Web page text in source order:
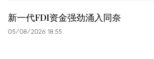
新一代FDI资金强劲涌入同奈
05/08/2026 18:55